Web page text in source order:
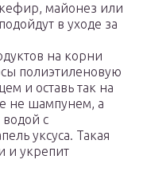
кефир, майонез или
в уходе за
на корни
полиэтиленовую
и оставь так на
не шампунем, а
с
уксуса. Такая
и укрепит